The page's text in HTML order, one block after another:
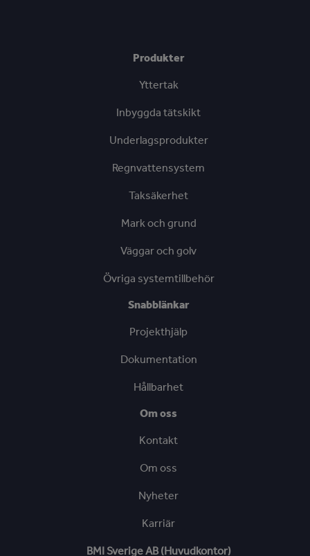
Produkter
Yttertak
Inbyggda tätskikt
Underlagsprodukter
Regnvattensystem
Taksäkerhet
Mark och grund
Väggar och golv
Övriga systemtillbehör
Snabblänkar
Projekthjälp
Dokumentation
Hållbarhet
Om oss
Kontakt
Om oss
Nyheter
Karriär
BMI Sverige AB (Huvudkontor)